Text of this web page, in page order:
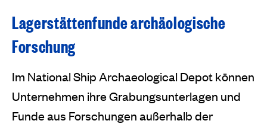
Lagerstättenfunde archäologische
Forschung
Im National Ship Archaeological Depot können
Unternehmen ihre Grabungsunterlagen und
Funde aus Forschungen außerhalb der